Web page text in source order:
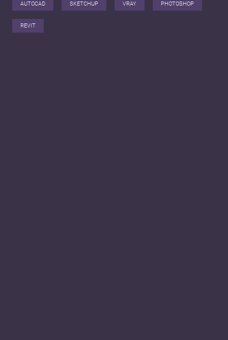
AUTOCAD SKETCHUP VRAY PHOTOSHOP
REVIT